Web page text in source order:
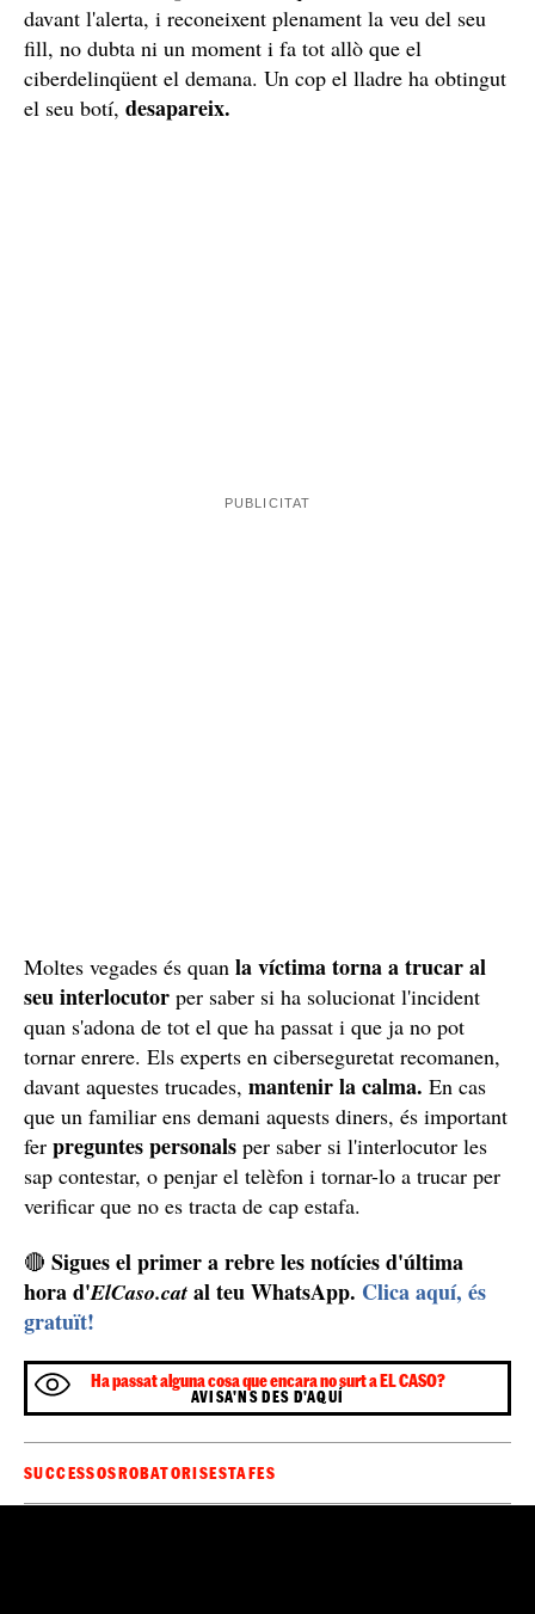
davant l'alerta, i reconeixent plenament la veu del seu
fill, no dubta ni un moment i fa tot allò que el
ciberdelinqüent el demana. Un cop el lladre ha obtingut
el seu botí, desapareix.
Moltes vegades és quan la víctima torna a trucar al
seu interlocutor per saber si ha solucionat l'incident
quan s'adona de tot el que ha passat i que ja no pot
tornar enrere. Els experts en ciberseguretat recomanen,
davant aquestes trucades, mantenir la calma. En cas
que un familiar ens demani aquests diners, és important
fer preguntes personals per saber si l'interlocutor les
sap contestar, o penjar el telèfon i tornar-lo a trucar per
verificar que no es tracta de cap estafa.
🔴 Sigues el primer a rebre les notícies d'última
hora d'ElCaso.cat al teu WhatsApp. Clica aquí, és
gratuït!
Ha passat alguna cosa que encara no surt a EL CASO?
AVISA'NS DES D'AQUÍ
SUCCESSOSROBATORISESTAFES